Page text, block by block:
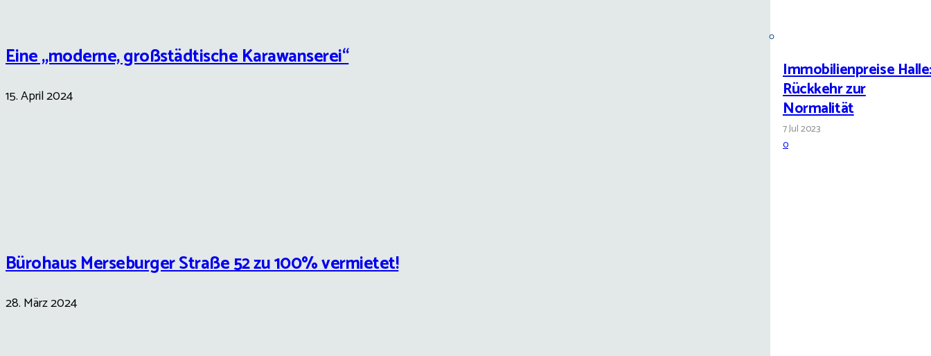
Immobilienpreise
Rückkehr zur
Normalität
7 Jul 2023
0
Eine „moderne, großstädtische Karawanserei“
15. April 2024
Bürohaus Merseburger Straße 52 zu 100% vermietet!
28. März 2024